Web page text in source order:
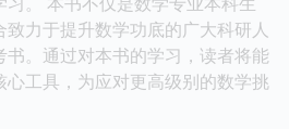
力于提升数学功底的广大科研人
书。通过对本书的学习，读者将能
心工具，为应对更高级别的数学挑